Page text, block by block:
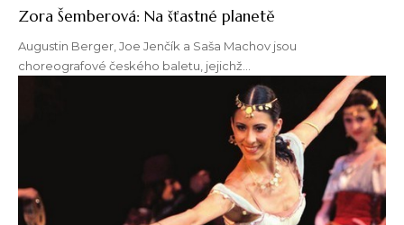
Zora Šemberová: Na šťastné planetě
Augustin Berger, Joe Jenčík a Saša Machov jsou
choreografové českého baletu, jejichž…